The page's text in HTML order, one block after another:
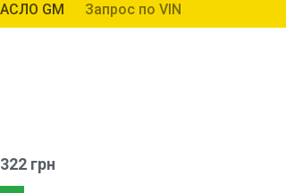
GM Запрос по VIN
грн